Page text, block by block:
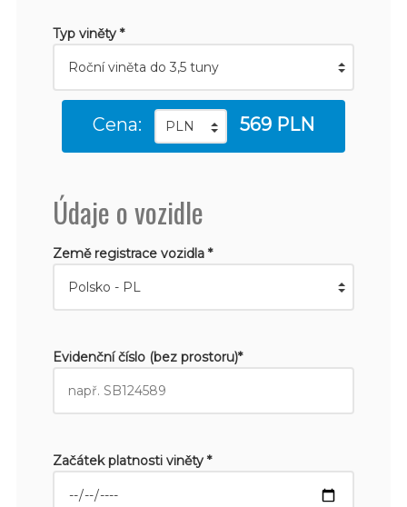
Typ viněty *
Cena: 569 PLN
Údaje o vozidle
Země registrace vozidla *
Evidenční číslo (bez prostoru)*
Začátek platnosti viněty *